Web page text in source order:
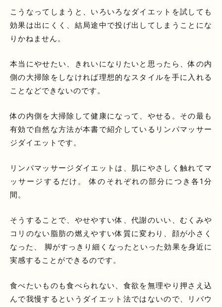
こうなってしまうと、いろいろなダイエットを試しても
効果は出にくく、結局途中で投げ出してしまうことにな
りかねません。
本当にやせたい、きれいになりたいと思ったら、体の内
側の大掃除をしなければ理想的なスタイルを手に入れる
ことなどできないのです。
体の内側を大掃除して健康になって、やせる。その最も
有効で自然な方法が本書で紹介しているリンパマッサー
ジダイエットです。
リンパマッサージダイエットは、肌にやさしく触れてマ
ッサージするだけ。 体のそれぞれの部分につき各1分
間。
そうすることで、やせやすい体、代謝のいい、むくみや
コリのない脂肪の燃えやすい体質に変わり、顔が小さく
なった、 脚がすっきり細くなったといった効果を身近に
実感することができるのです。
食べたいものも食べられない、食欲を無理やり押さえ込
んで我慢するというダイエット法ではないので、リバウ